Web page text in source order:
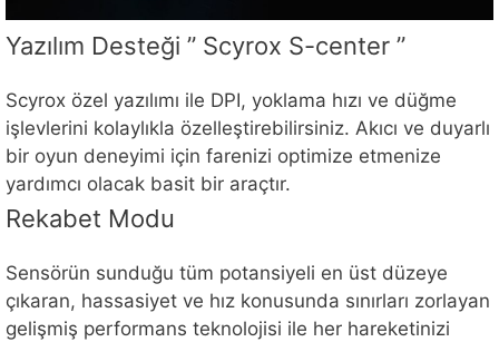
Yazılım Desteği ” Scyrox S-center ”
Scyrox özel yazılımı ile DPI, yoklama hızı ve düğme
işlevlerini kolaylıkla özelleştirebilirsiniz. Akıcı ve duyarlı
bir oyun deneyimi için farenizi optimize etmenize
yardımcı olacak basit bir araçtır.
Rekabet Modu
Sensörün sunduğu tüm potansiyeli en üst düzeye
çıkaran, hassasiyet ve hız konusunda sınırları zorlayan
gelişmiş performans teknolojisi ile her hareketinizi